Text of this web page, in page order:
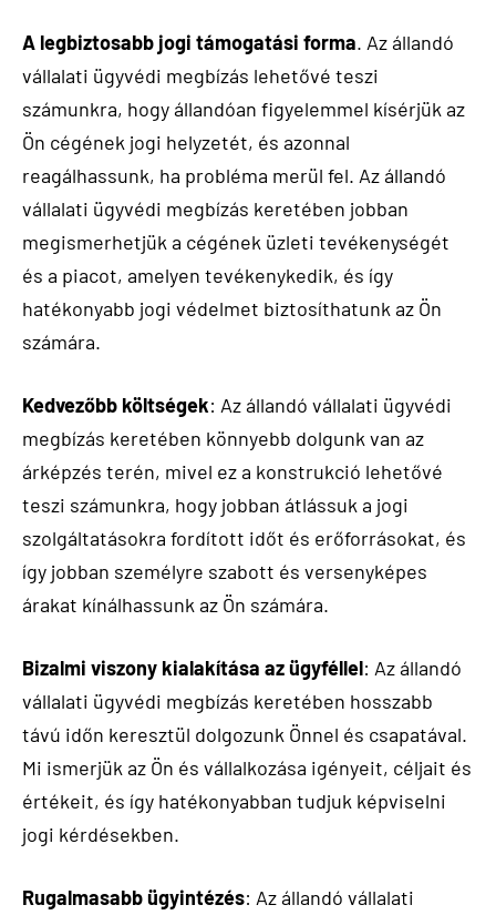
A legbiztosabb jogi támogatási forma. Az állandó
vállalati ügyvédi megbízás lehetővé teszi
számunkra, hogy állandóan figyelemmel kísérjük az
Ön cégének jogi helyzetét, és azonnal
reagálhassunk, ha probléma merül fel. Az állandó
vállalati ügyvédi megbízás keretében jobban
megismerhetjük a cégének üzleti tevékenységét
és a piacot, amelyen tevékenykedik, és így
hatékonyabb jogi védelmet biztosíthatunk az Ön
számára.
Kedvezőbb költségek: Az állandó vállalati ügyvédi
megbízás keretében könnyebb dolgunk van az
árképzés terén, mivel ez a konstrukció lehetővé
teszi számunkra, hogy jobban átlássuk a jogi
szolgáltatásokra fordított időt és erőforrásokat, és
így jobban személyre szabott és versenyképes
árakat kínálhassunk az Ön számára.
Bizalmi viszony kialakítása az ügyféllel: Az állandó
vállalati ügyvédi megbízás keretében hosszabb
távú időn keresztül dolgozunk Önnel és csapatával.
Mi ismerjük az Ön és vállalkozása igényeit, céljait és
értékeit, és így hatékonyabban tudjuk képviselni
jogi kérdésekben.
Rugalmasabb ügyintézés: Az állandó vállalati